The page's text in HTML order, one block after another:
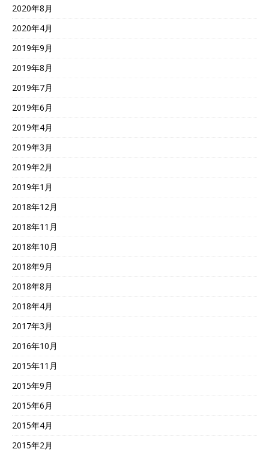
2020年8月
2020年4月
2019年9月
2019年8月
2019年7月
2019年6月
2019年4月
2019年3月
2019年2月
2019年1月
2018年12月
2018年11月
2018年10月
2018年9月
2018年8月
2018年4月
2017年3月
2016年10月
2015年11月
2015年9月
2015年6月
2015年4月
2015年2月